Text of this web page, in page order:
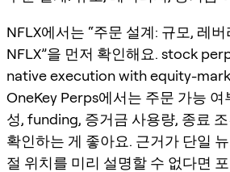
NFLX에서는 “주문 설계: 규모, 레
NFLX”을 먼저 확인해요. stock
native execution with equity-
OneKey Perps에서는 주문 가능 여
성, funding, 증거금 사용량, 종료
확인하는 게 좋아요. 근거가 단일
절 위치를 미리 설명할 수 없다면